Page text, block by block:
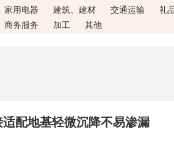
家用电器 建筑、建材 交通运输 礼
商务服务 加工 其他
配地基轻微沉降不易渗漏